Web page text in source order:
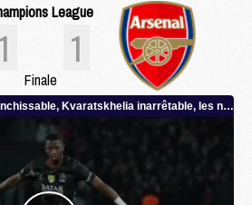
League
1 1
Finale